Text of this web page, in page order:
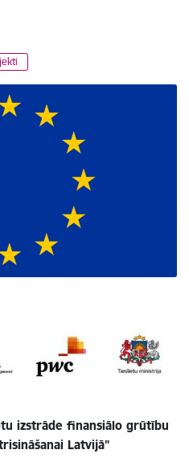
izstrāde finansiālo grūtību
Latvijā"